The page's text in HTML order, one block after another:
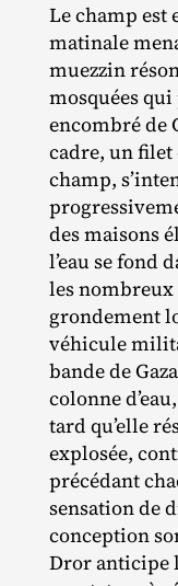
Le champ est
matinale
muezzin
mosquées
encombré de
cadre, un filet
champ,
des maisons
l’eau se fond
les nombreux
grondement
véhicule
bande de
colonne
tard qu’elle
explosée,
précédant
sensation de
conception
Dror anticipe